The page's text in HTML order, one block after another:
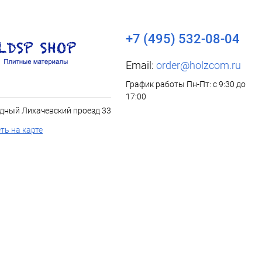
Лихачевский проезд 33
на карте
+7 (495) 532-08-04
Email: order@holzcom.ru
График работы Пн-Пт: с 9:30 до
17:00